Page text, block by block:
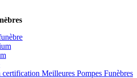
Meilleures Pompes Funèbres